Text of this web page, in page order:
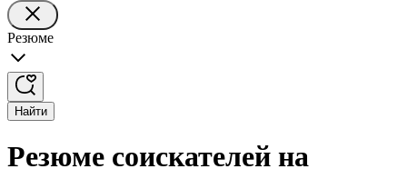
Резюме
Найти
Резюме соискателей на